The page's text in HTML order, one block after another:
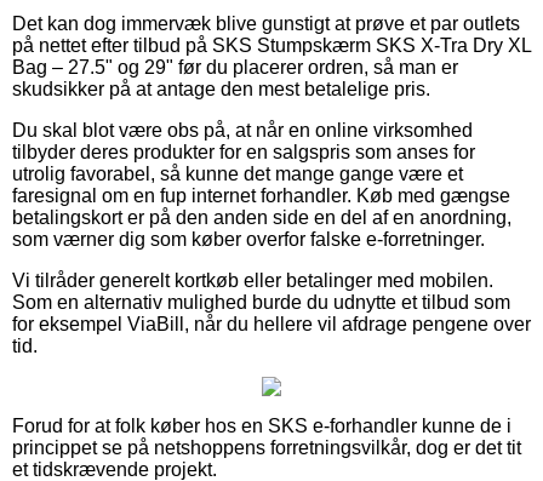
Det kan dog immervæk blive gunstigt at prøve et par outlets
på nettet efter tilbud på SKS Stumpskærm SKS X-Tra Dry XL
Bag – 27.5" og 29" før du placerer ordren, så man er
skudsikker på at antage den mest betalelige pris.
Du skal blot være obs på, at når en online virksomhed
tilbyder deres produkter for en salgspris som anses for
utrolig favorabel, så kunne det mange gange være et
faresignal om en fup internet forhandler. Køb med gængse
betalingskort er på den anden side en del af en anordning,
som værner dig som køber overfor falske e-forretninger.
Vi tilråder generelt kortkøb eller betalinger med mobilen.
Som en alternativ mulighed burde du udnytte et tilbud som
for eksempel ViaBill, når du hellere vil afdrage pengene over
tid.
Forud for at folk køber hos en SKS e-forhandler kunne de i
princippet se på netshoppens forretningsvilkår, dog er det tit
et tidskrævende projekt.